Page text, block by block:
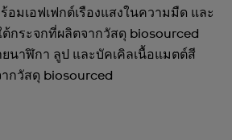
มเอฟเฟกต์เรืองแสงในความมืด และ
กระจกที่ผลิตจากวัสดุ biosourced
ยนาฬิกา ลูป และบัคเคิลเนื้อแมตต์สี
กวัสดุ biosourced